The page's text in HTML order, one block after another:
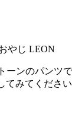
ンのパン
てみてください